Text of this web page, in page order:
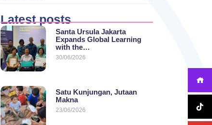
Latest posts
Santa Ursula Jakarta
Expands Global Learning
with the…
30/06/2026
Satu Kunjungan, Jutaan
Makna
23/06/2026